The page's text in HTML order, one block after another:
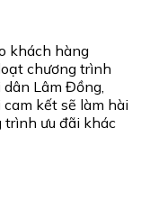
khách hàng
chương trình
Lâm Đồng,
kết sẽ làm hài
trình ưu đãi khác